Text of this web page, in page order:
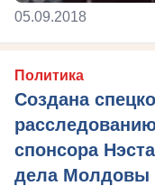
05.09.2018
Политика
Создана
спонсора
дела Молдовы